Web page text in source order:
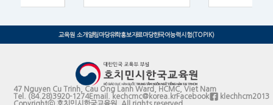
교육원 소개 알림마당유학홍보자료마당한국어능력시험(TOPIK)
47 Nguyen Cu Trinh, Cau Ong Lanh Ward, HCMC, Viet Nam
Tel. (84.28)3920-1274Email. kechcmc@korea.krFacebook
klechhcm2013